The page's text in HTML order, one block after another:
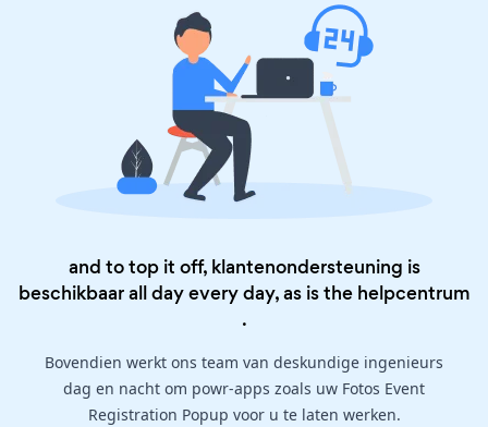
and to top it off, klantenondersteuning is
beschikbaar all day every day, as is the helpcentrum
.
Bovendien werkt ons team van deskundige ingenieurs
dag en nacht om powr-apps zoals uw Fotos Event
Registration Popup voor u te laten werken.